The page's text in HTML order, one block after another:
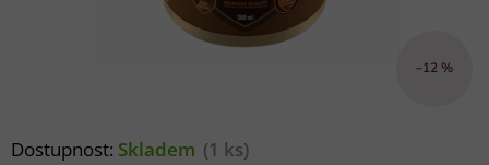
Dostupnost: Skladem (1 ks)
–12 %